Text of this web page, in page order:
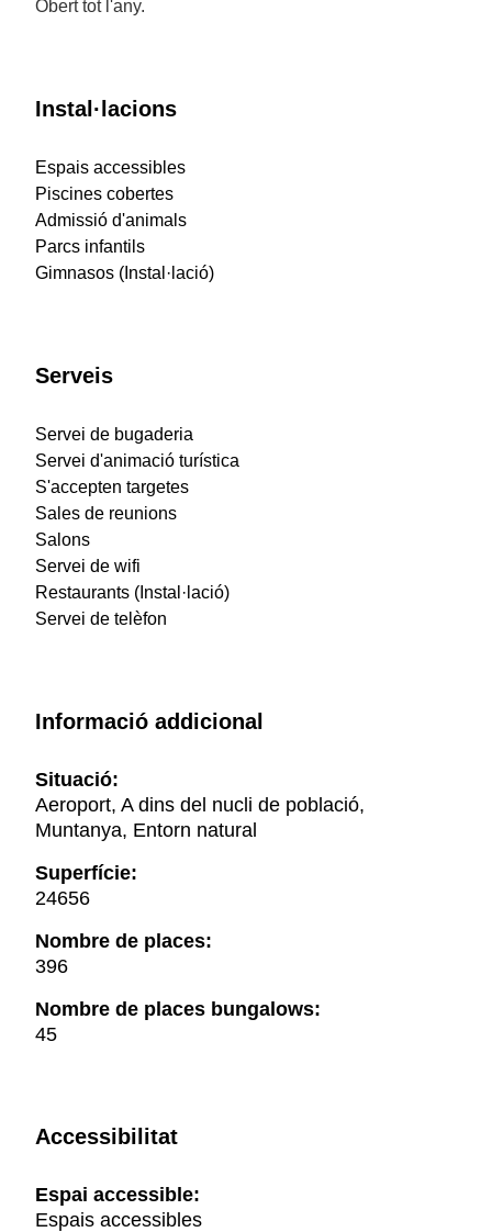
Obert tot l'any.
Instal·lacions
Espais accessibles
Piscines cobertes
Admissió d'animals
Parcs infantils
Gimnasos (Instal·lació)
Serveis
Servei de bugaderia
Servei d'animació turística
S'accepten targetes
Sales de reunions
Salons
Servei de wifi
Restaurants (Instal·lació)
Servei de telèfon
Informació addicional
Situació:
Aeroport, A dins del nucli de població,
Muntanya, Entorn natural
Superfície:
24656
Nombre de places:
396
Nombre de places bungalows:
45
Accessibilitat
Espai accessible:
Espais accessibles